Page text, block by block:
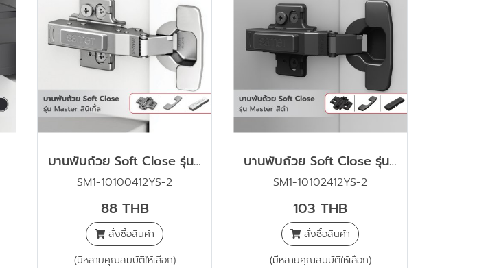
บานพับถ้วย Soft Close รุ่น Master สีนิเกิ้ล พร้อมขารองหนุนและฝาปิดครบชุด
SM1-10100412YS-2
88 THB
สั่งซื้อสินค้า
(มีหลายคุณสมบัติให้เลือก)
บานพับถ้วย Soft Close รุ่น Master สีดำ พร้อมขารองหนุนและฝาปิดครบชุด
SM1-10102412YS-2
103 THB
สั่งซื้อสินค้า
(มีหลายคุณสมบัติให้เลือก)